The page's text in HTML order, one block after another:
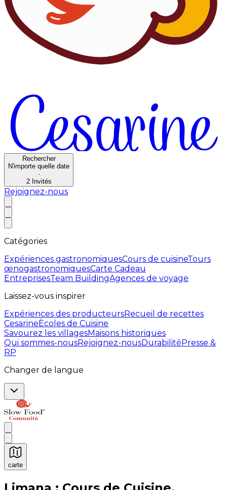
Rechercher
N'importe quelle date
·
2 Invités
Rejoignez-nous
Catégories
Expériences gastronomiquesCours de cuisineTours
œnogastronomiquesCarte Cadeau
EntreprisesTeam BuildingAgences de voyage
Laissez-vous inspirer
Expériences des producteursRecueil de recettes
CesarineÈcoles de Cuisine
Savourez les villagesMaisons historiques
Qui sommes-nousRejoignez-nousDurabilitéPresse &
RP
Changer de langue
carte
Expériences culinaires inoubliables : Expériences